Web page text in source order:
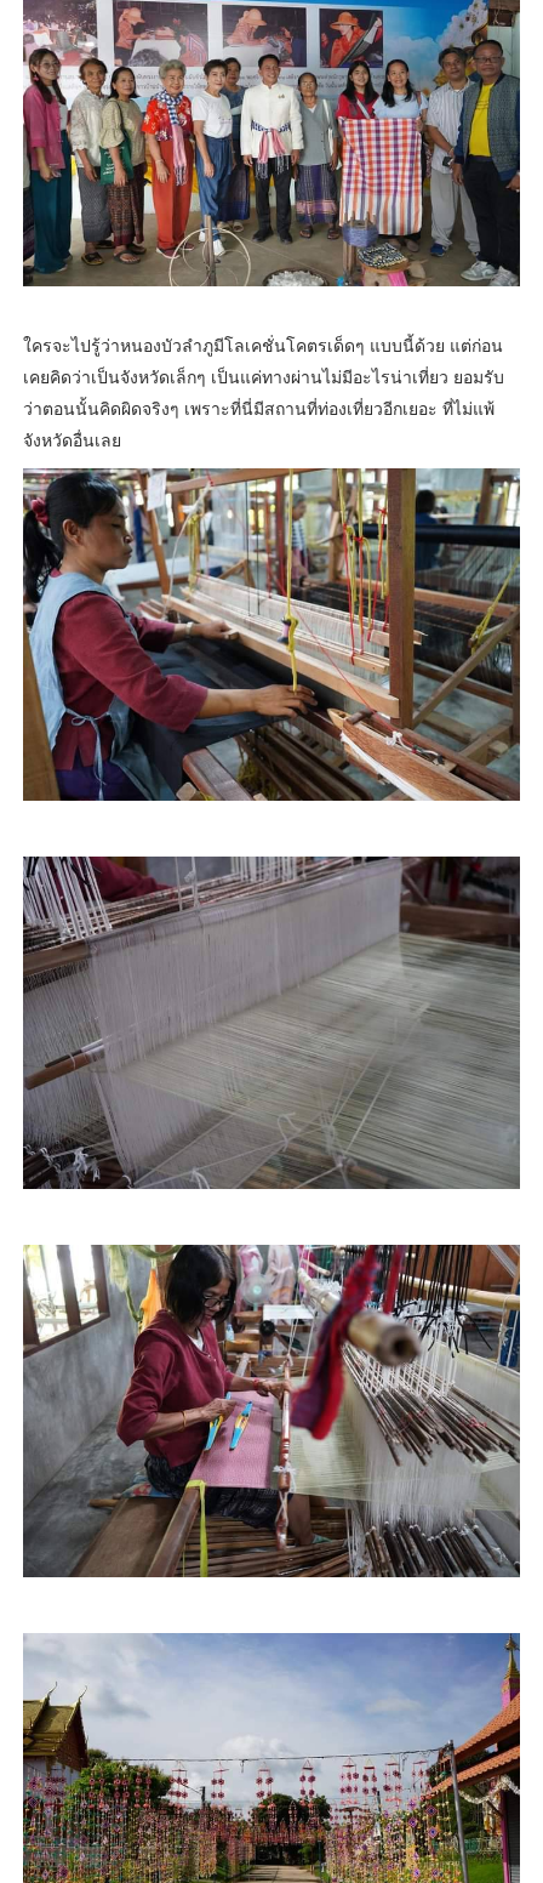
ใครจะไปรู้ว่าหนองบัวลำภูมีโลเคชั่นโคตรเด็ดๆ แบบนี้ด้วย แต่ก่อน
เคยคิดว่าเป็นจังหวัดเล็กๆ เป็นแค่ทางผ่านไม่มีอะไรน่าเที่ยว ยอมรับ
ว่าตอนนั้นคิดผิดจริงๆ เพราะที่นี่มีสถานที่ท่องเที่ยวอีกเยอะ ที่ไม่แพ้
จังหวัดอื่นเลย